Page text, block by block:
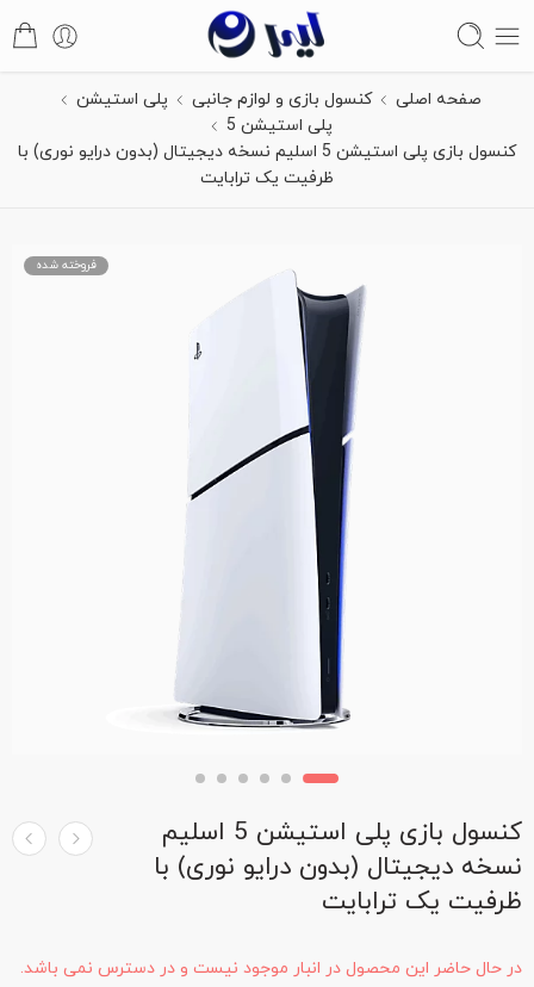
صفحه اصلی کنسول بازی و لوازم جانبی
پلی استیشن
پلی استیشن 5
کنسول بازی پلی استیشن 5 اسلیم نسخه دیجیتال (بدون درایو نوری) با
ظرفیت یک ترابایت
فروخته شده
کنسول بازی پلی استیشن 5 اسلیم
نسخه دیجیتال (بدون درایو نوری) با
ظرفیت یک ترابایت
در حال حاضر این محصول در انبار موجود نیست و در دسترس نمی باشد.